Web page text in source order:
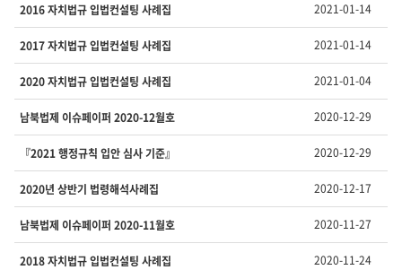
행
물
의
번
호,
제
목,
등
일
첨
부,
조
회
2016 자치법규 입법컨설팅 사례집 2021-01-14
2017 자치법규 입법컨설팅 사례집 2021-01-14
2020 자치법규 입법컨설팅 사례집 2021-01-04
남북법제 이슈페이퍼 2020-12월호 2020-12-29
『2021 행정규칙 입안 심사 기준』 2020-12-29
2020년 상반기 법령해석사례집 2020-12-17
남북법제 이슈페이퍼 2020-11월호 2020-11-27
2018 자치법규 입법컨설팅 사례집 2020-11-24